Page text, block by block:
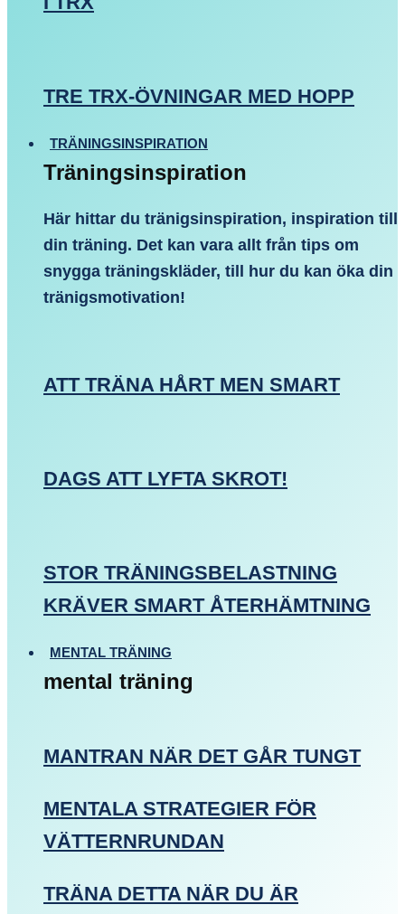
TRE TRX-ÖVNINGAR MED HOPP
TRÄNINGSINSPIRATION
Träningsinspiration
Här hittar du tränigsinspiration, inspiration till
din träning. Det kan vara allt från tips om
snygga träningskläder, till hur du kan öka din
tränigsmotivation!
ATT TRÄNA HÅRT MEN SMART
DAGS ATT LYFTA SKROT!
STOR TRÄNINGSBELASTNING
KRÄVER SMART ÅTERHÄMTNING
MENTAL TRÄNING
mental träning
MANTRAN NÄR DET GÅR TUNGT
MENTALA STRATEGIER FÖR
VÄTTERNRUNDAN
TRÄNA DETTA NÄR DU ÄR